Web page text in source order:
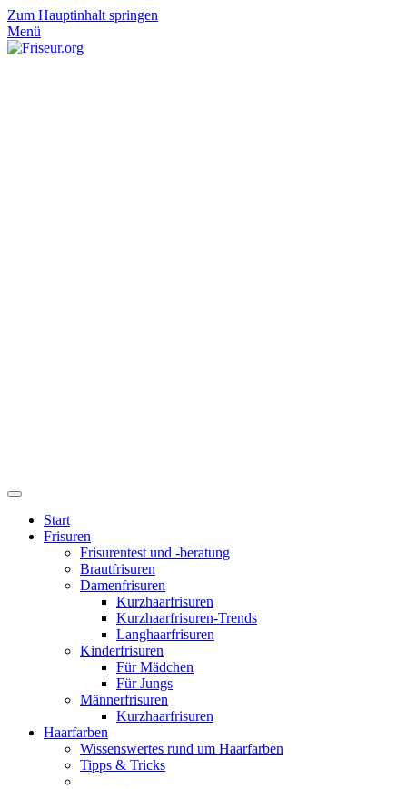
Zum Hauptinhalt springen
Menü
Start
Frisuren
Frisurentest und -beratung
Brautfrisuren
Damenfrisuren
Kurzhaarfrisuren
Kurzhaarfrisuren-Trends
Langhaarfrisuren
Kinderfrisuren
Für Mädchen
Für Jungs
Männerfrisuren
Kurzhaarfrisuren
Haarfarben
Wissenswertes rund um Haarfarben
Tipps & Tricks